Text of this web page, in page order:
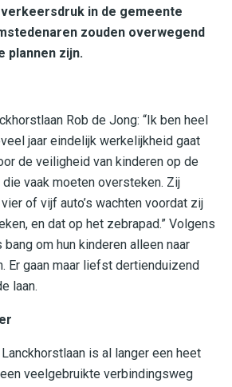
in de gemeente
zouden overwegend
plannen zijn.
Rob de Jong: “Ik ben heel
jaar eindelijk werkelijkheid gaat
de veiligheid van kinderen op de
vaak moeten oversteken. Zij
of vijf auto’s wachten voordat zij
en dat op het zebrapad.” Volgens
om hun kinderen alleen naar
Er gaan maar liefst dertienduizend
laan.
is al langer een heet
veelgebruikte verbindingsweg